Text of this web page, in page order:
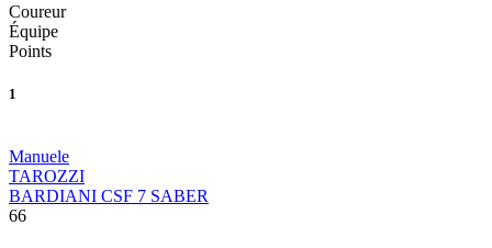
Coureur
Équipe
Points
1
Manuele
TAROZZI
BARDIANI CSF 7 SABER
66